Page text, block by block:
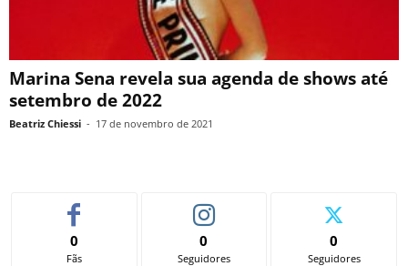
Marina Sena revela sua agenda de shows até
setembro de 2022
Beatriz Chiessi - 17 de novembro de 2021
0
Fãs
0
Seguidores
0
Seguidores